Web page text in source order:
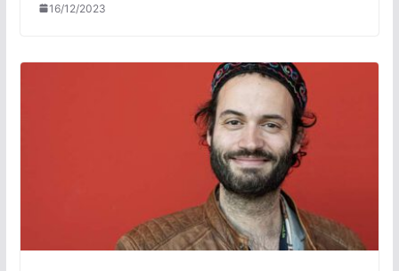
16/12/2023